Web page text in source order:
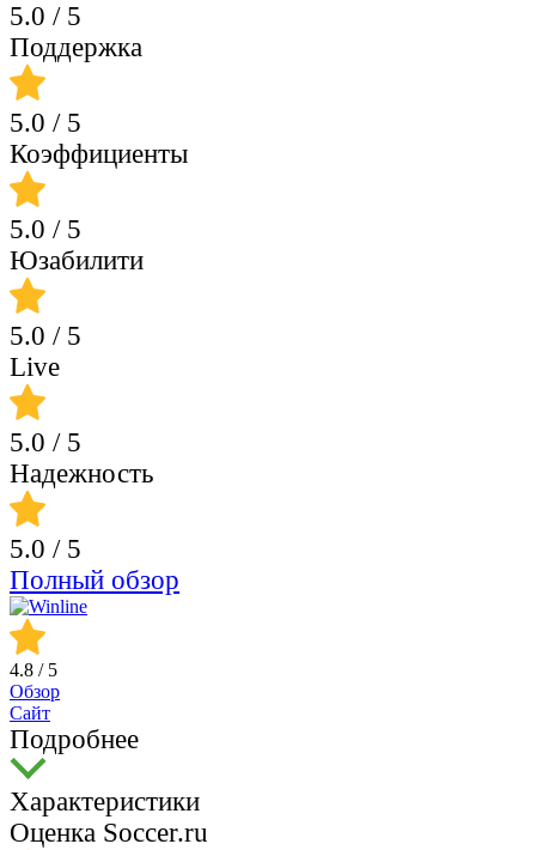
5.0 / 5
Поддержка
5.0 / 5
Коэффициенты
5.0 / 5
Юзабилити
5.0 / 5
Live
5.0 / 5
Надежность
5.0 / 5
Полный обзор
4.8 / 5
Обзор
Сайт
Подробнее
Характеристики
Оценка Soccer.ru